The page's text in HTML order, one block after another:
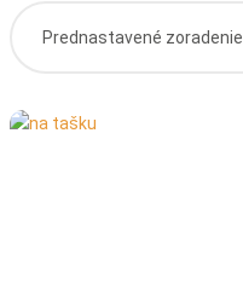
Prednastavené zoradenie